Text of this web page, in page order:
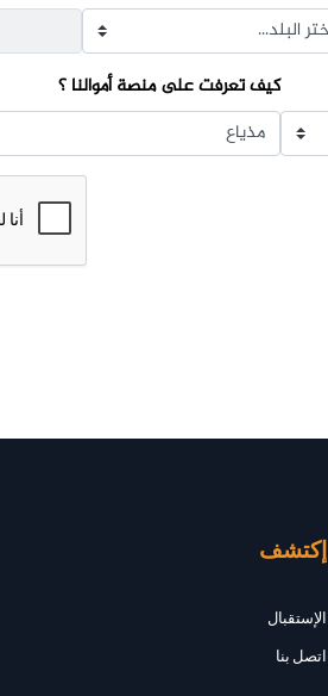
كيف تعرفت على منصة أموالنا ؟
إكتشف
الإستقبال
اتصل بنا